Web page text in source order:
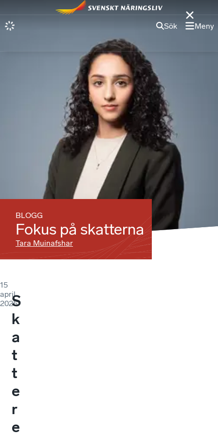
Sök Meny
BLOGG
Fokus på skatterna
Tara Muinafshar
15
april
2025
S
k
a
t
t
e
r
e